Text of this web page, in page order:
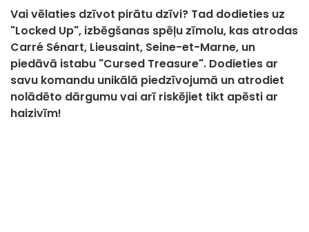
Vai vēlaties dzīvot pirātu dzīvi? Tad dodieties uz
"Locked Up", izbēgšanas spēļu zīmolu, kas atrodas
Carré Sénart, Lieusaint, Seine-et-Marne, un
piedāvā istabu "Cursed Treasure". Dodieties ar
savu komandu unikālā piedzīvojumā un atrodiet
nolādēto dārgumu vai arī riskējiet tikt apēsti ar
haizivīm!